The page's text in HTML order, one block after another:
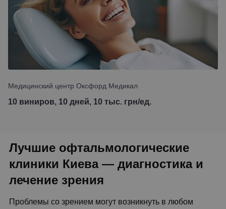
Медицинский центр Оксфорд Медикал
10 виниров, 10 дней, 10 тыс. грн/ед.
Лучшие офтальмологические
клиники Киева — диагностика и
лечение зрения
Проблемы со зрением могут возникнуть в любом